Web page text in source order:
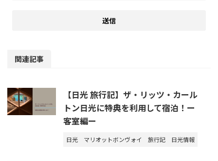
関連記事
【日光 旅行記】ザ・リッツ・カール
トン日光に特典を利用して宿泊！ー
客室編ー
日光 マリオットボンヴォイ 旅行記 日光情報